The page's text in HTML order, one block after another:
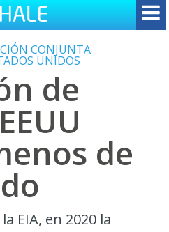
CONJUNTA
UNIDOS
de
de
EIA, en 2020 la